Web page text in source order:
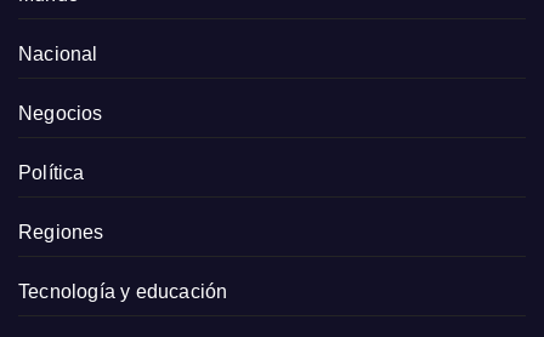
Nacional
Negocios
Política
Regiones
Tecnología y educación